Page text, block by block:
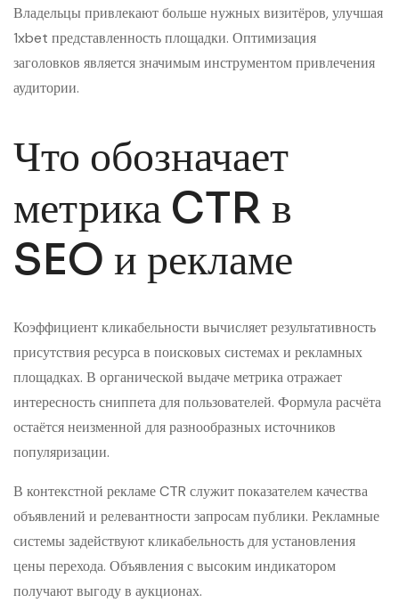
Владельцы привлекают больше нужных визитёров, улучшая
1xbet представленность площадки. Оптимизация
заголовков является значимым инструментом привлечения
аудитории.
Что обозначает
метрика CTR в
SEO и рекламе
Коэффициент кликабельности вычисляет результативность
присутствия ресурса в поисковых системах и рекламных
площадках. В органической выдаче метрика отражает
интересность сниппета для пользователей. Формула расчёта
остаётся неизменной для разнообразных источников
популяризации.
В контекстной рекламе CTR служит показателем качества
объявлений и релевантности запросам публики. Рекламные
системы задействуют кликабельность для установления
цены перехода. Объявления с высоким индикатором
получают выгоду в аукционах.